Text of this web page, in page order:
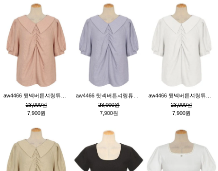
23,000원
7,900원
23,000원
7,900원
23,000원
7,900원